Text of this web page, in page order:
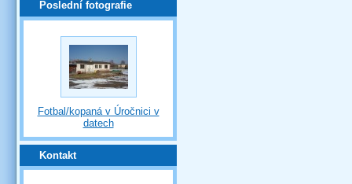
Poslední fotografie
Fotbal/kopaná v Úročnici v
datech
Kontakt